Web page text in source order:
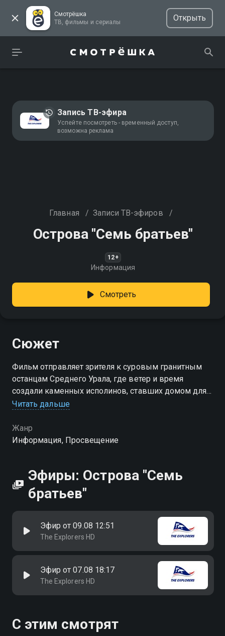
Смотрёшка
ТВ, фильмы и сериалы
Открыть
Запись ТВ-эфира
Успейте посмотреть - временный доступ,
возможна реклама
Главная / Записи ТВ-эфиров /
Острова "Семь братьев"
12+
Информация
Смотреть
Сюжет
Фильм отправляет зрителя к суровым гранитным
останцам Среднего Урала, где ветер и время
создали каменных исполинов, ставших домом для
редких растений и немых свидетелей вековой
Читать дальше
Жанр
Информация, Просвещение
Эфиры: Острова "Семь
братьев"
Эфир от 09.08 12:51
The Explorers HD
Эфир от 07.08 18:17
The Explorers HD
С этим смотрят